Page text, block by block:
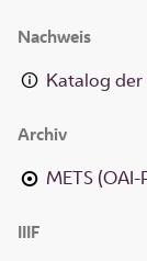
Nachweis
Katalog
Archiv
METS (OAI-
IIIF